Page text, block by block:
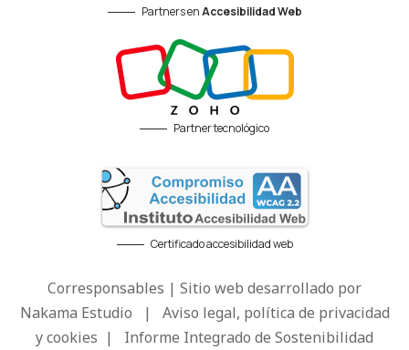
Partners enAccesibilidad Web
Partner tecnológico
Certificado accesibilidad web
Corresponsables | Sitio web desarrollado por
Nakama Estudio | Aviso legal, política de privacidad
y cookies | Informe Integrado de Sostenibilidad